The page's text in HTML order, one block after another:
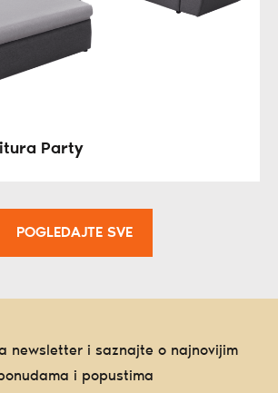
Party
POGLEDAJTE SVE
newsletter i saznajte o najnovijim
i popustima